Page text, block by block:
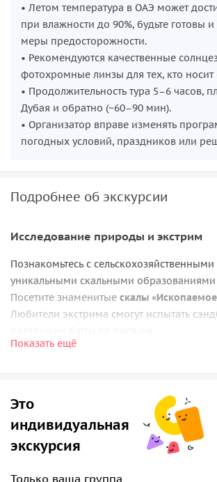
• Летом температура в ОАЭ может
при влажности до 90%, будьте готовы
меры предосторожности.
• Рекомендуются качественные
фотохромные линзы для тех, кто носит
• Продолжительность тура 5–6 часов,
Дубая и обратно (~60–90 мин).
• Организатор вправе изменять
погодных условий, праздников или
Подробнее об экскурсии
Исследование природы и экстрим
Познакомьтесь с
уникальными скальными образованиями
Посетите знаменитые скалы
Любители экстрима смогут испытать
история и культура сливаются.
фотографии живописных видов, а
сопровождаемый гидом просмотр звёзд
ужин в кафе Mleiha.
Показать ещё
Это
индивидуальная
экскурсия
Только ваша группа